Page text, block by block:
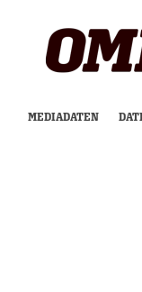
MEDIADATEN